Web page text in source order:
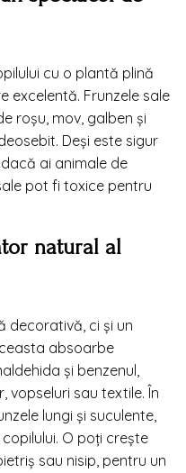
cu o plantă plină
excelentă. Frunzele sale
roșu, mov, galben și
Deși este sigur
ai animale de
pot fi toxice pentru
natural al
decorativă, ci și un
absoarbe
și benzenul,
vopseluri sau textile. În
lungi și suculente,
O poți crește
sau nisip, pentru un